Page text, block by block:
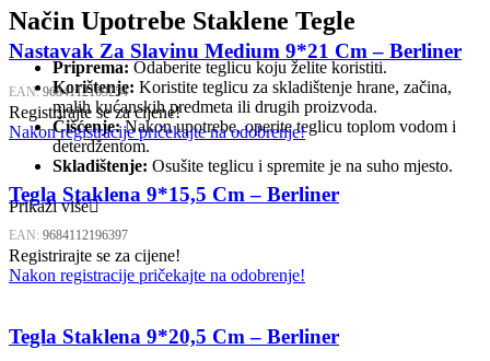
Način Upotrebe Staklene Tegle
Priprema: Odaberite teglicu koju želite koristiti.
Korištenje: Koristite teglicu za skladištenje hrane, začina,
malih kućanskih predmeta ili drugih proizvoda.
Čišćenje:Nakon upotrebe, operite teglicu toplom vodom i
deterdžentom.
Skladištenje: Osušite teglicu i spremite je na suho mjesto.
Prikaži više
Nastavak Za Slavinu Medium 9*21 Cm – Berliner
EAN:9684112169254
Registrirajte se za cijene!
Nakon registracije pričekajte na odobrenje!
Tegla Staklena 9*15,5 Cm – Berliner
EAN: 9684112196397
Registrirajte se za cijene!
Nakon registracije pričekajte na odobrenje!
Tegla Staklena 9*20,5 Cm – Berliner